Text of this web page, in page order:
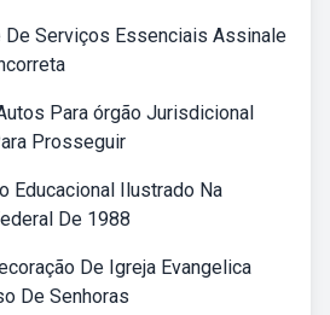
De Serviços Essenciais Assinale
Para órgão Jurisdicional
Prosseguir
Educacional Ilustrado Na
De 1988
De Igreja Evangelica
De Senhoras